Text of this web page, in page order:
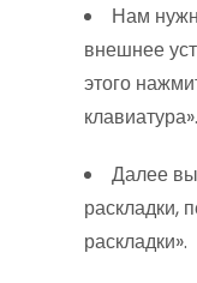
Нам
внешнее
этого
клавиатура».
Далее
раскладки,
раскладки».